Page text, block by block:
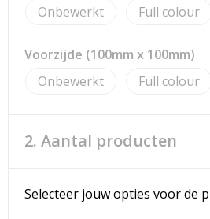
Onbewerkt
Full colour
Voorzijde (100mm x 100mm)
Onbewerkt
Full colour
2. Aantal producten
Selecteer jouw opties voor de